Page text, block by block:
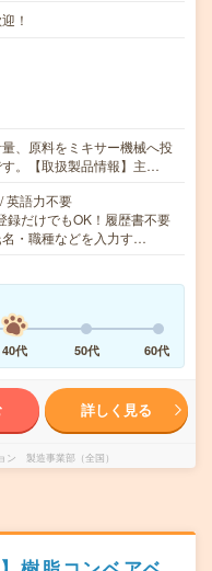
！
、原料をミキサー機械へ投
。【取扱製品情報】主…
英語力不要
だけでもOK！履歴書不要
・職種などを入力す…
40代 50代 60代
詳しく見る
ン 製造事業部（全国）